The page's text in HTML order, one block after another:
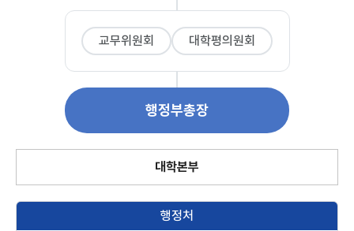
교무위원회 대학평의원회
행정부총장
대학본부
행정처